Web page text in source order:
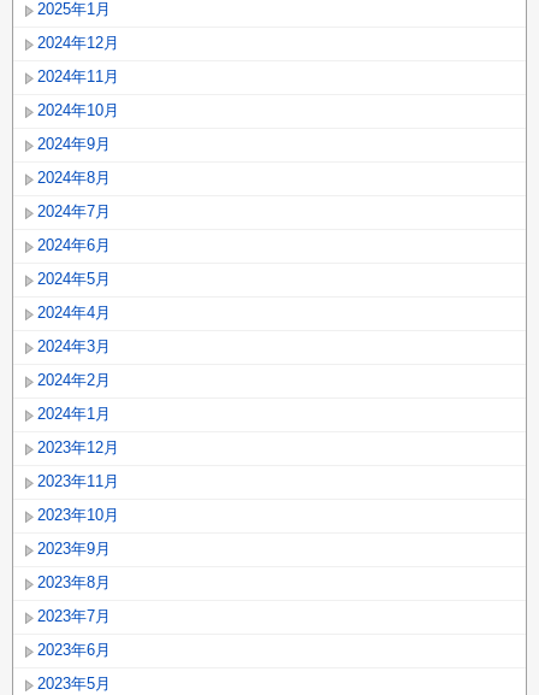
2025年1月
2024年12月
2024年11月
2024年10月
2024年9月
2024年8月
2024年7月
2024年6月
2024年5月
2024年4月
2024年3月
2024年2月
2024年1月
2023年12月
2023年11月
2023年10月
2023年9月
2023年8月
2023年7月
2023年6月
2023年5月